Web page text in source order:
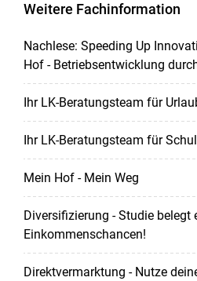
Weitere Fachinformation
Nachlese: Speeding Up
Hof - Betriebsentwicklung
Ihr LK-Beratungsteam für
Ihr LK-Beratungsteam für
Mein Hof - Mein Weg
Diversifizierung - Studie belegt
Einkommenschancen!
Direktvermarktung - Nutze